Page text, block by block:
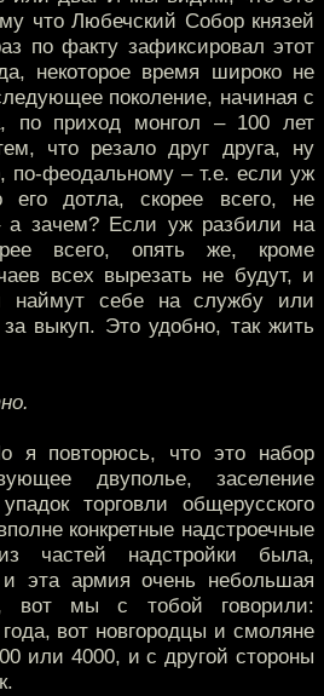
что Любечский Собор князей
по факту зафиксировал этот
некоторое время широко не
поколение, начиная с
по приход монгол – 100 лет
что резало друг друга, ну
по-феодальному – т.е. если уж
его дотла, скорее всего, не
а зачем? Если уж разбили на
всего, опять же, кроме
всех вырезать не будут, и
наймут себе на службу или
выкуп. Это удобно, так жить
я повторюсь, что это набор
двуполье, заселение
торговли общерусского
конкретные надстроечные
частей надстройки была,
и эта армия очень небольшая
вот мы с тобой говорили:
вот новгородцы и смоляне
или 4000, и с другой стороны